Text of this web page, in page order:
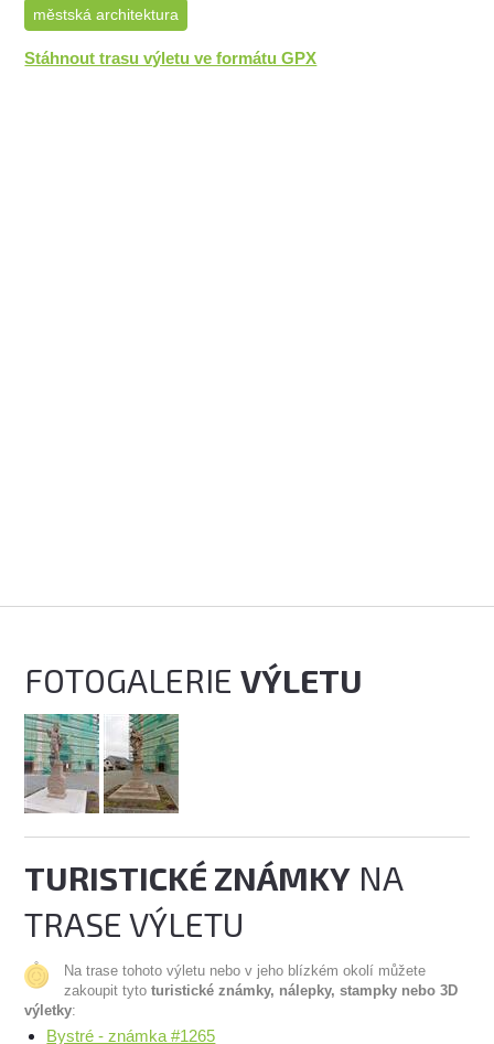
městská architektura
Stáhnout trasu výletu ve formátu GPX
FOTOGALERIEVÝLETU
TURISTICKÉ ZNÁMKY NA
TRASE VÝLETU
Na trase tohoto výletu nebo v jeho blízkém okolí můžete
zakoupit tytoturistické známky, nálepky, stampky nebo 3D
výletky:
Bystré - známka #1265